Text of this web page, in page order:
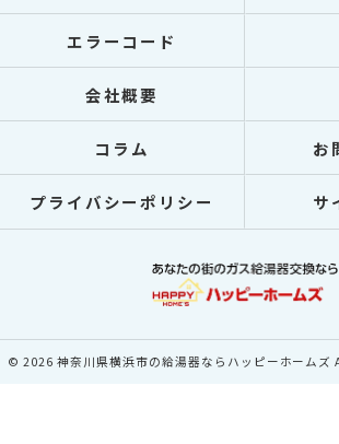
エラーコード
会社概要
コラム お
プライバシーポリシー サ
© 2026 神奈川県横浜市の給湯器ならハッピーホームズ